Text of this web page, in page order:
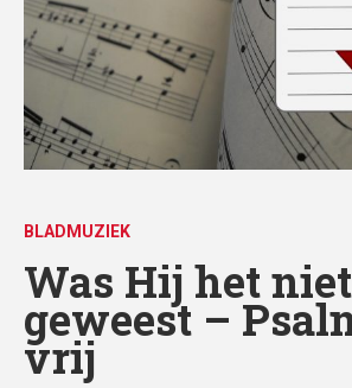
BLADMUZIEK
Was Hij het niet
geweest –
vrij